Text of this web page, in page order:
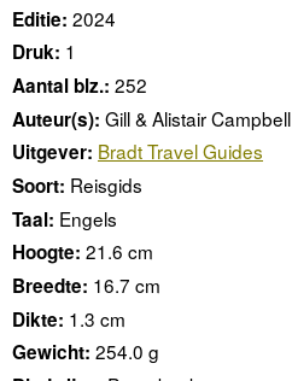
Editie: 2024
Druk: 1
Aantal blz.: 252
Auteur(s): Gill & Alistair Campbell
Uitgever: Bradt Travel Guides
Soort: Reisgids
Taal: Engels
Hoogte: 21.6 cm
Breedte: 16.7 cm
Dikte: 1.3 cm
Gewicht: 254.0 g